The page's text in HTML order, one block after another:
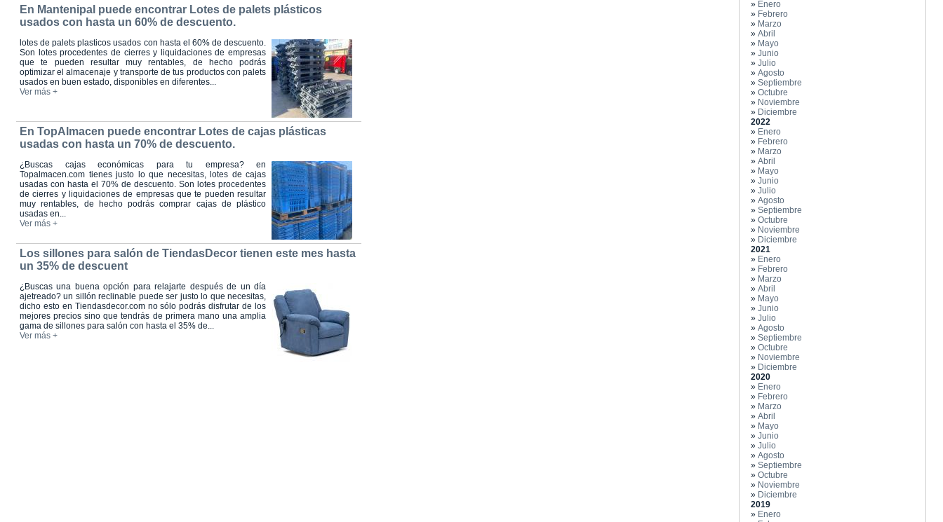
En Mantenipal puede encontrar Lotes de palets plásticos
usados con hasta un 60% de descuento.
lotes de palets plasticos usados con hasta el 60% de descuento.
Son lotes procedentes de cierres y liquidaciones de empresas
que te pueden resultar muy rentables, de hecho podrás
optimizar el almacenaje y transporte de tus productos con palets
usados en buen estado, disponibles en diferentes...
Ver más +
En TopAlmacen puede encontrar Lotes de cajas plásticas
usadas con hasta un 70% de descuento.
¿Buscas cajas económicas para tu empresa? en
Topalmacen.com tienes justo lo que necesitas, lotes de cajas
usadas con hasta el 70% de descuento. Son lotes procedentes
de cierres y liquidaciones de empresas que te pueden resultar
muy rentables, de hecho podrás comprar cajas de plástico
usadas en...
Ver más +
Los sillones para salón de TiendasDecor tienen este mes hasta
un 35% de descuent
¿Buscas una buena opción para relajarte después de un día
ajetreado? un sillón reclinable puede ser justo lo que necesitas,
dicho esto en Tiendasdecor.com no sólo podrás disfrutar de los
mejores precios sino que tendrás de primera mano una amplia
gama de sillones para salón con hasta el 35% de...
Ver más +
» Enero
» Febrero
» Marzo
» Abril
» Mayo
» Junio
» Julio
» Agosto
» Septiembre
» Octubre
» Noviembre
» Diciembre
2022
» Enero
» Febrero
» Marzo
» Abril
» Mayo
» Junio
» Julio
» Agosto
» Septiembre
» Octubre
» Noviembre
» Diciembre
2021
» Enero
» Febrero
» Marzo
» Abril
» Mayo
» Junio
» Julio
» Agosto
» Septiembre
» Octubre
» Noviembre
» Diciembre
2020
» Enero
» Febrero
» Marzo
» Abril
» Mayo
» Junio
» Julio
» Agosto
» Septiembre
» Octubre
» Noviembre
» Diciembre
2019
» Enero